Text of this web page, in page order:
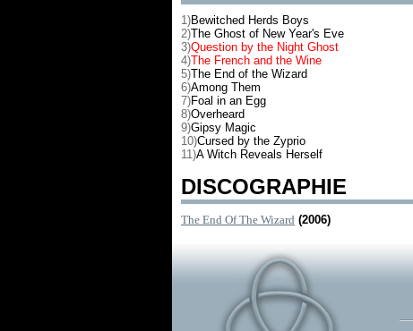
1)Bewitched Herds Boys
2)The Ghost of New Year's Eve
3)Question by the Night Ghost
4)The French and the Wine
5)The End of the Wizard
6)Among Them
7)Foal in an Egg
8)Overheard
9)Gipsy Magic
10)Cursed by the Zyprio
11)A Witch Reveals Herself
DISCOGRAPHIE
The End Of The Wizard (2006)